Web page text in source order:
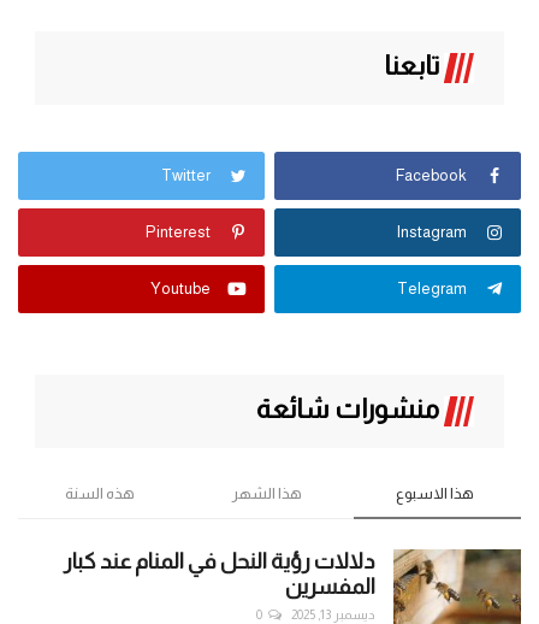
تابعنا
Facebook
Twitter
Instagram
Pinterest
Telegram
Youtube
منشورات شائعة
هذا الاسبوع هذا الشهر هذه السنة
دلالات رؤية النحل في المنام عند كبار
المفسرين
ديسمبر 13, 2025 0